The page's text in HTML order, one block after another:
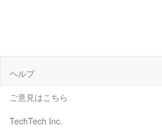
ヘルプ
ご意見はこちら
TechTech Inc.